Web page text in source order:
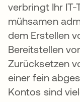
verbringt Ihr
mühsamen
dem Erstellen
Bereitstellen
Zurücksetzen
einer fein
Kontos sind